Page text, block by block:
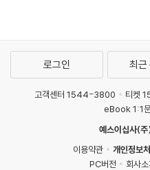
로그인 최근
고객센터 1544-3800 티켓
eBook 1:1
예스이십사(
이용약관
개인정보
PC버전
회사소